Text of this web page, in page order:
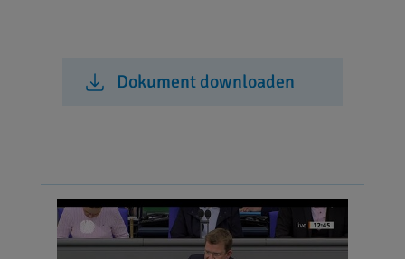
Dokument downloaden